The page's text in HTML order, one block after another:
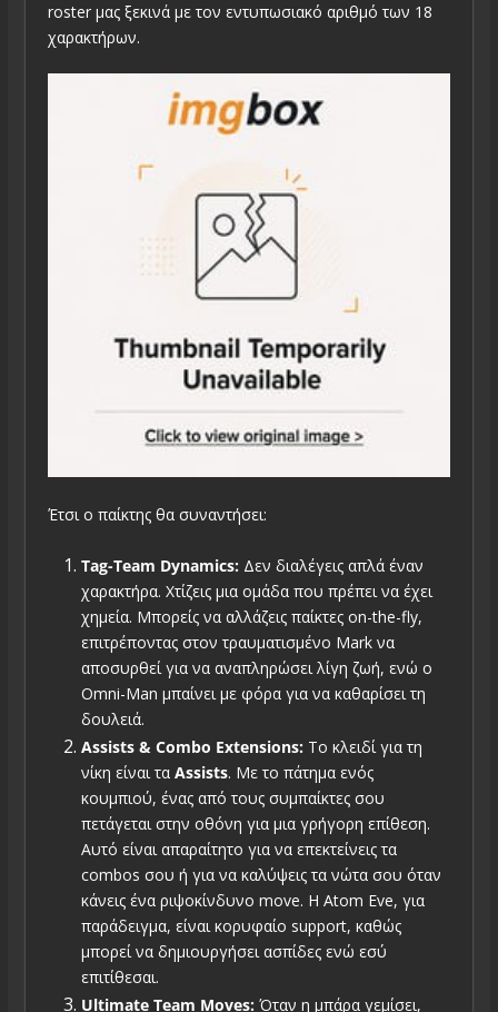
roster μας ξεκινά με τον εντυπωσιακό αριθμό των 18
χαρακτήρων.
Έτσι ο παίκτης θα συναντήσει:
Tag-Team Dynamics: Δεν διαλέγεις απλά έναν
χαρακτήρα. Χτίζεις μια ομάδα που πρέπει να έχει
χημεία. Μπορείς να αλλάζεις παίκτες on-the-fly,
επιτρέποντας στον τραυματισμένο Mark να
αποσυρθεί για να αναπληρώσει λίγη ζωή, ενώ ο
Omni-Man μπαίνει με φόρα για να καθαρίσει τη
δουλειά.
Assists & Combo Extensions: Το κλειδί για τη
νίκη είναι τα Assists. Με το πάτημα ενός
κουμπιού, ένας από τους συμπαίκτες σου
πετάγεται στην οθόνη για μια γρήγορη επίθεση.
Αυτό είναι απαραίτητο για να επεκτείνεις τα
combos σου ή για να καλύψεις τα νώτα σου όταν
κάνεις ένα ριψοκίνδυνο move. Η Atom Eve, για
παράδειγμα, είναι κορυφαίο support, καθώς
μπορεί να δημιουργήσει ασπίδες ενώ εσύ
επιτίθεσαι.
Ultimate Team Moves: Όταν η μπάρα γεμίσει,